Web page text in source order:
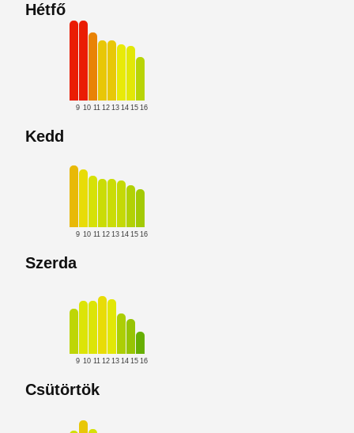
Hétfő
9 10 11 12 13 14 15 16
Kedd
9 10 11 12 13 14 15 16
Szerda
9 10 11 12 13 14 15 16
Csütörtök